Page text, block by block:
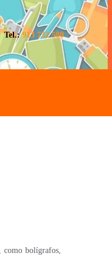
Tel.:913 732 580
como bolígrafos,